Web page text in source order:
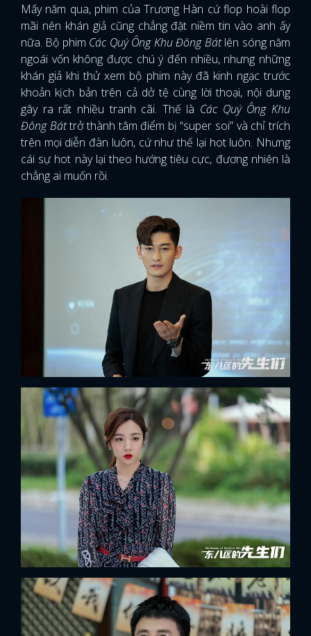
Mấy năm qua, phim của Trương Hàn cứ flop hoài flop
mãi nên khán giả cũng chẳng đặt niềm tin vào anh ấy
nữa. Bộ phim Các Quý Ông Khu Đông Bátlên sóng năm
ngoái vốn không được chú ý đến nhiều, nhưng những
khán giả khi thử xem bộ phim này đã kinh ngạc trước
khoản kịch bản trên cả dở tệ cùng lời thoại, nội dung
gây ra rất nhiều tranh cãi. Thế là Các Quý Ông Khu
Đông Báttrở thành tâm điểm bị “super soi” và chỉ trích
trên mọi diễn đàn luôn, cứ như thế lại hot luôn. Nhưng
cái sự hot này lại theo hướng tiêu cực, đương nhiên là
chẳng ai muốn rồi.